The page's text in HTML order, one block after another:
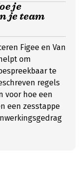
je
je team
Figee en Van
om
te
regels
voor hoe een
een zesstappe